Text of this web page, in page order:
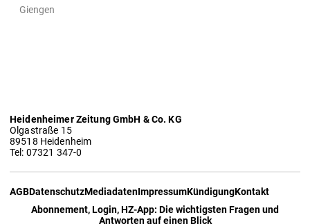
Giengen
Heidenheimer Zeitung GmbH & Co. KG
Olgastraße 15
89518 Heidenheim
Tel: 07321 347-0
AGBDatenschutzMediadatenImpressumKündigungKontakt
Abonnement, Login, HZ-App: Die wichtigsten Fragen und
Antworten auf einen Blick